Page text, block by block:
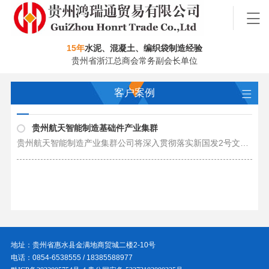
15年水泥、混凝土、编织袋制造经验
贵州省浙江总商会常务副会长单位
客户案例
贵州航天智能制造基础件产业集群
地址：贵州省惠水县金满地商贸城二楼2-10号
电话：0854-6538555 / 18385588977